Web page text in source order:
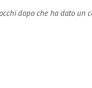
dopo che ha dato un